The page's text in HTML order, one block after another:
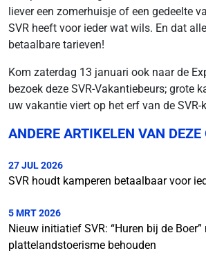
liever een zomerhuisje of een gedeelte
SVR heeft voor ieder wat wils. En dat
betaalbare tarieven!
Kom zaterdag 13 januari ook naar de
bezoek deze SVR-Vakantiebeurs; grote
uw vakantie viert op het erf van de SVR-
ANDERE ARTIKELEN VAN
27 JUL 2026
SVR houdt kamperen betaalbaar voor
5 MRT 2026
Nieuw initiatief SVR: “Huren bij de
plattelandstoerisme behouden